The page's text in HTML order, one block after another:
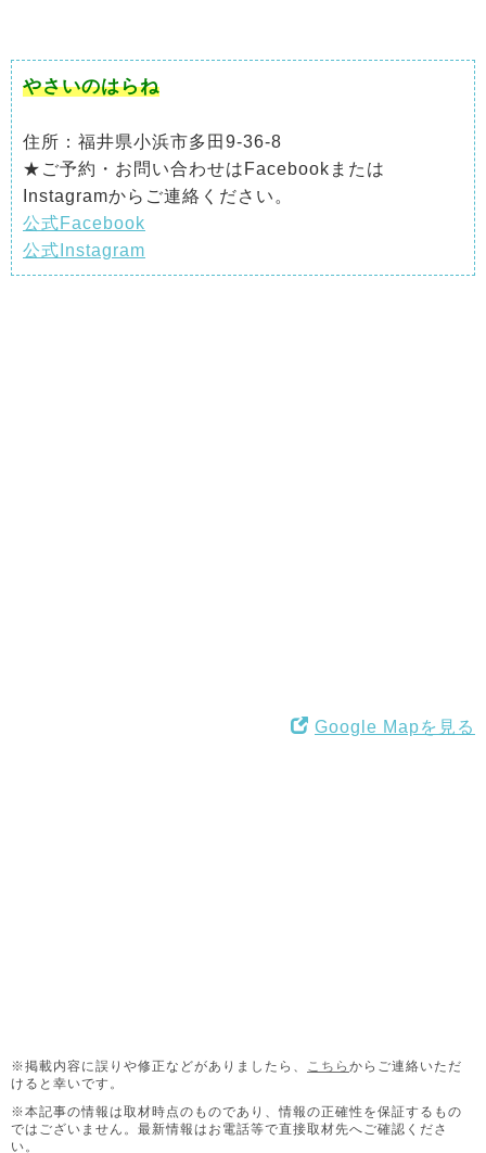
やさいのはらね
住所：福井県小浜市多田9-36-8
★ご予約・お問い合わせはFacebookまたは
Instagramからご連絡ください。
公式Facebook
公式Instagram
Google Mapを見る
※掲載内容に誤りや修正などがありましたら、 こちら からご連絡いただ
けると幸いです。
※本記事の情報は取材時点のものであり、情報の正確性を保証するもの
ではございません。 最新情報はお電話等で直接取材先へご確認くださ
い。